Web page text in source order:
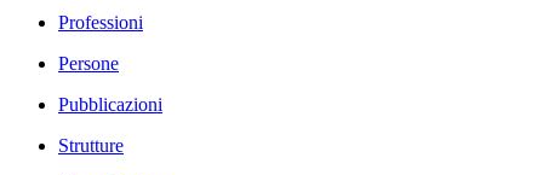
Professioni
Persone
Pubblicazioni
Strutture